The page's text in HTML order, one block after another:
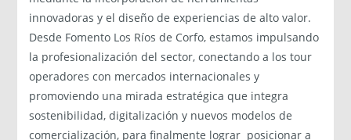
innovadoras y el diseño de experiencias de alto valor.
Desde Fomento Los Ríos de Corfo, estamos impulsando
la profesionalización del sector, conectando a los tour
operadores con mercados internacionales y
promoviendo una mirada estratégica que integra
sostenibilidad, digitalización y nuevos modelos de
comercialización, para finalmente lograr posicionar a